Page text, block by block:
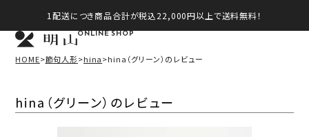
1配送につき商品合計が税込22,000円以上で送料無料！
ONLINE SHOP
HOME 節句人形 hina hina（グリーン）のレビュー
hina（グリーン）のレビュー